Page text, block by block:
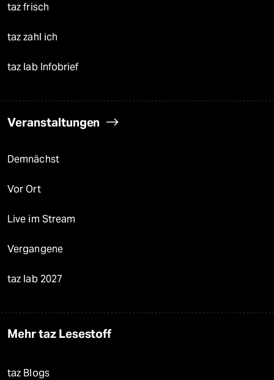
taz frisch
taz zahl ich
taz lab Infobrief
Veranstaltungen
Demnächst
Vor Ort
Live im Stream
Vergangene
taz lab 2027
Mehr taz Lesestoff
taz Blogs